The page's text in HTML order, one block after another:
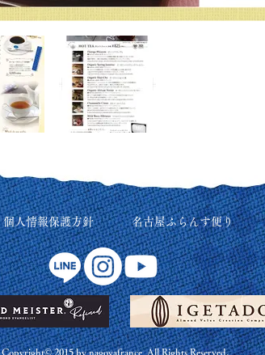
個人情報保護方針 名古屋ふらんす便り
Copyright© 2015 by nagoyafrance All Rights Reserved.